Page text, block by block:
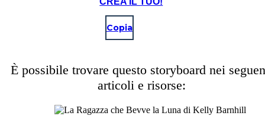
Copia
È possibile trovare questo storyboard nei
articoli e risorse: